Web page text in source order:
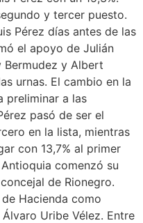
y tercer puesto.
Pérez días antes de las
el apoyo de Julián
Bermudez y Albert
urnas. El cambio en la
preliminar a las
pasó de ser el
en la lista, mientras
con 13,7% al primer
comenzó su
de Rionegro.
Hacienda como
Uribe Vélez. Entre